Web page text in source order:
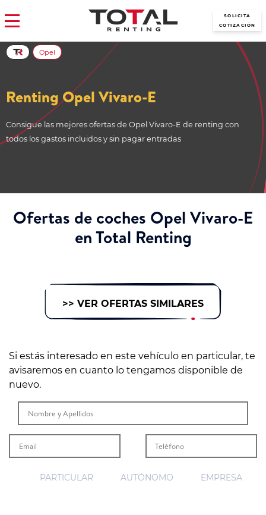
SOLICITA
COTIZACIÓN
Renting Opel Vivaro-E
Consigue las mejores ofertas de Opel Vivaro-E de renting con
todos los gastos incluidos y sin pagar entradas
Opel
Ofertas de coches Opel Vivaro-E
en Total Renting
>> VER OFERTAS SIMILARES
Si estás interesado en este vehículo en particular, te
avisaremos en cuanto lo tengamos disponible de
nuevo.
PARTICULAR AUTÓNOMO EMPRESA